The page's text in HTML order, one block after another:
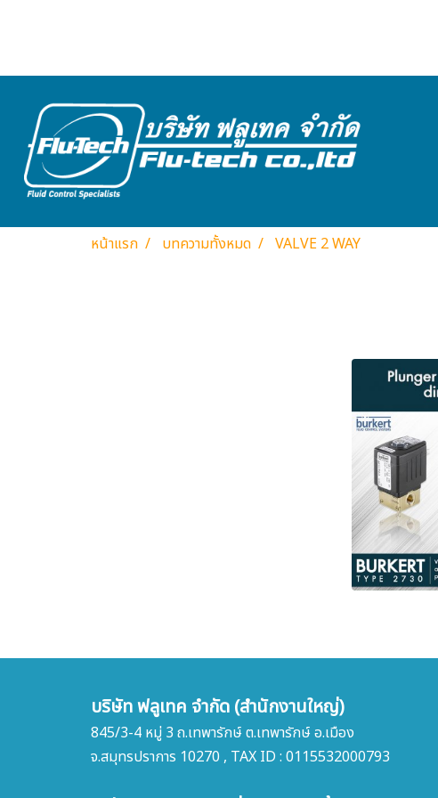
หน้าแรก บทความทั้งหมด VALVE 2 WAY
บริษัท ฟลูเทค จำกัด (สำนักงานใหญ่)
845/3-4 หมู่ 3 ถ.เทพารักษ์ ต.เทพารักษ์ อ.เมือง
จ.สมุทรปราการ 10270 , TAX ID : 0115532000793